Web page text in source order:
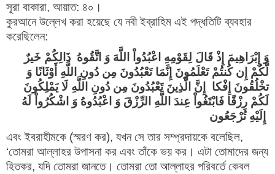
সূরা বাকারা, আয়াত: ৪০।
কুরআনে উল্লেখ করা হয়েছে যে নবী ইব্রাহিম এই পদ্ধতিটি ব্যবহার
করেছিলেন:
وَ إِبْرَاهِيمَ إِذْ قَالَ لِقَوْمِهِ اعْبُدُواْ اللَّهَ وَ اتَّقُوهُ ذَالِكُمْ خَيرٌ
لَّكُمْ إِن كُنتُمْ تَعْلَمُونَ إِنَّمَا تَعْبُدُونَ مِن دُونِ اللَّهِ أَوْثَانًا وَ
تخْلُقُونَ إِفْكا إِنَّ الَّذِينَ تَعْبُدُونَ مِن دُونِ اللَّهِ لَا يَمْلِكُونَ
لَكُمْ رِزْقًا فَابْتَغُواْ عِندَ اللَّهِ الرِّزْقَ وَ اعْبُدُوهُ وَ اشْكُرُواْ لَهُ
إِلَيْهِ تُرْجَعُون
এবং ইবরাহীমকে (স্মরণ কর), যখন সে তার সম্প্রদায়কে বলেছিল,
‘তোমরা আল্লাহর উপাসনা কর এবং তাঁকে ভয় কর। এটা তোমাদের জন্য
হিতকর, যদি তোমরা জানতে। তোমরা তো আল্লাহর পরিবর্তে কেবল